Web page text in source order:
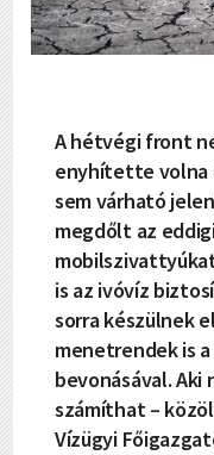
A hétvégi front
enyhítette volna
sem várható
megdőlt az
is az ivóvíz
sorra készülnek
menetrendek is
bevonásával.
számíthat –
Vízügyi